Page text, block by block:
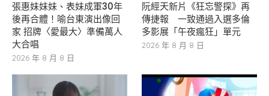
張惠妹妹妹、表妹成軍30年
後再合體！喻台東演出像回
家 招牌〈愛最大〉準備萬人
大合唱
2026 年 8 月 8 日
阮經天新片《狂忘警探》再
傳捷報 一致通過入選多倫
多影展「午夜瘋狂」單元
2026 年 8 月 8 日